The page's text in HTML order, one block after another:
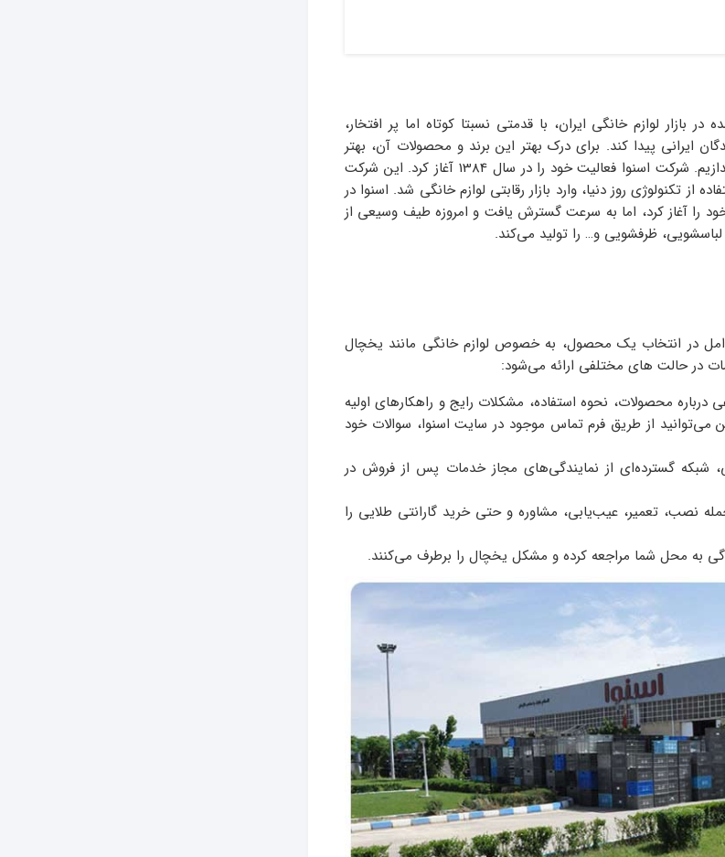
بازار لوازم خانگی ایران، با قدمتی نسبتا کوتاه اما پر افتخار،
ایرانی پیدا کند. برای درک بهتر این برند و محصولات آن، بهتر
است نگاهی به تاریخچه یخچال اسنوا بیندازیم. شرکت اسنوا فعالیت خود را در سال 1384 آغاز کرد. این شرکت
از تکنولوژی روز دنیا، وارد بازار رقابتی لوازم خانگی شد. اسنوا در
خود را آغاز کرد، اما به سرعت گسترش یافت و امروزه طیف وسیعی از
ظرفشویی و… را تولید می‌کند.
در انتخاب یک محصول، به خصوص لوازم خانگی مانند یخچال
در حالت های مختلفی ارائه می‌شود:
محصولات، نحوه استفاده، مشکلات رایج و راهکارهای اولیه
می‌توانید از طریق فرم تماس موجود در سایت اسنوا، سوالات خود
شبکه گسترده‌ای از نمایندگی‌های مجاز خدمات پس از فروش در
نصب، تعمیر، عیب‌یابی، مشاوره و حتی خرید گارانتی طلایی را
به محل شما مراجعه کرده و مشکل یخچال را برطرف می‌کنند.